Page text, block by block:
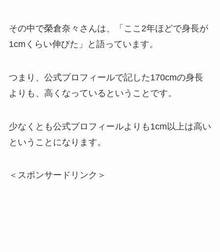
その中で榮倉奈々さんは、「ここ2年ほどで身長が
1cmくらい伸びた」と語っています。
つまり、公式プロフィールで記した170cmの身長
よりも、高くなっているということです。
少なくとも公式プロフィールよりも1cm以上は高い
ということになります。
＜スポンサードリンク＞